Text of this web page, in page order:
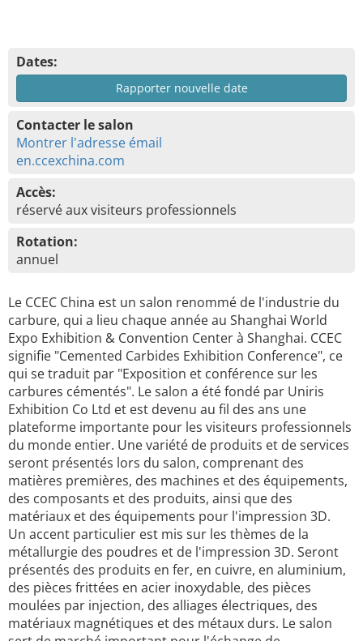
Dates:
Rapporter nouvelle date
Contacter le salon
Montrer l'adresse émail
en.ccexchina.com
Accès:
réservé aux visiteurs professionnels
Rotation:
annuel
Le CCEC China est un salon renommé de l'industrie du
carbure, qui a lieu chaque année au Shanghai World
Expo Exhibition & Convention Center à Shanghai. CCEC
signifie "Cemented Carbides Exhibition Conference", ce
qui se traduit par "Exposition et conférence sur les
carbures cémentés". Le salon a été fondé par Uniris
Exhibition Co Ltd et est devenu au fil des ans une
plateforme importante pour les visiteurs professionnels
du monde entier. Une variété de produits et de services
seront présentés lors du salon, comprenant des
matières premières, des machines et des équipements,
des composants et des produits, ainsi que des
matériaux et des équipements pour l'impression 3D.
Un accent particulier est mis sur les thèmes de la
métallurgie des poudres et de l'impression 3D. Seront
présentés des produits en fer, en cuivre, en aluminium,
des pièces frittées en acier inoxydable, des pièces
moulées par injection, des alliages électriques, des
matériaux magnétiques et des métaux durs. Le salon